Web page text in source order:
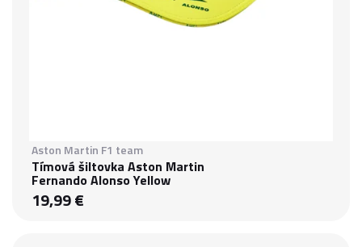
Aston Martin F1 team
Tímová šiltovka Aston Martin
Fernando Alonso Yellow
19,99 €